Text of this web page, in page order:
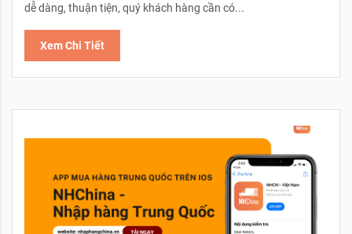
dễ dàng, thuận tiện, quý khách hàng cần có...
Xem Chi Tiết